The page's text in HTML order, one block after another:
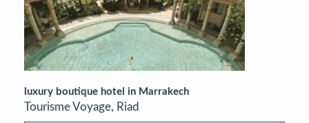
luxury boutique hotel in Marrakech
Tourisme Voyage, Riad